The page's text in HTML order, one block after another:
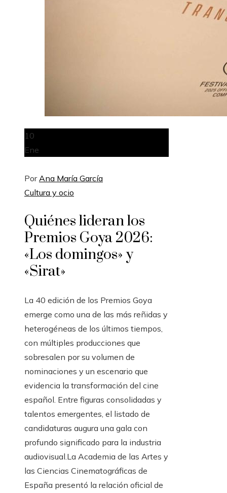
10
Ene
Por Ana María García
Cultura y ocio
Quiénes lideran los
Premios Goya 2026:
«Los domingos» y
«Sirat»
La 40 edición de los Premios Goya
emerge como una de las más reñidas y
heterogéneas de los últimos tiempos,
con múltiples producciones que
sobresalen por su volumen de
nominaciones y un escenario que
evidencia la transformación del cine
español. Entre figuras consolidadas y
talentos emergentes, el listado de
candidaturas augura una gala con
profundo significado para la industria
audiovisual.La Academia de las Artes y
las Ciencias Cinematográficas de
España presentó la relación oficial de